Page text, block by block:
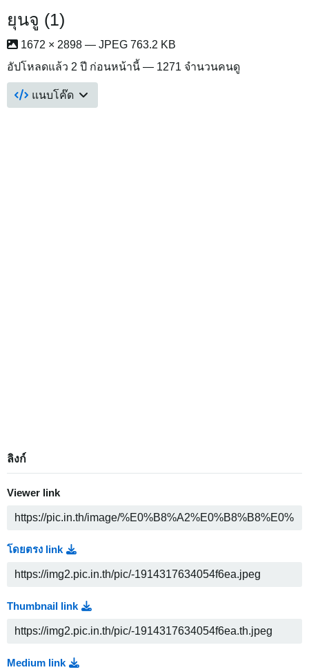
ยุนจู (1)
1672 × 2898 — JPEG 763.2 KB
อัปโหลดแล้ว 2 ปี ก่อนหน้านี้ — 1271 จำนวนคนดู
แนบโค๊ด
ลิงก์
Viewer link
โดยตรง link
Thumbnail link
Medium link